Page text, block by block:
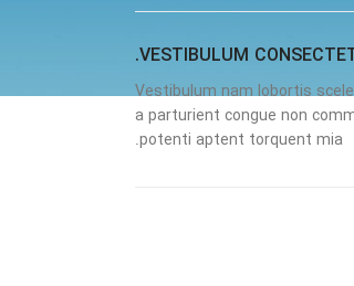
VESTIBULUM
Vestibulum nam lobortis
a parturient congue non
potenti aptent torquent mia.